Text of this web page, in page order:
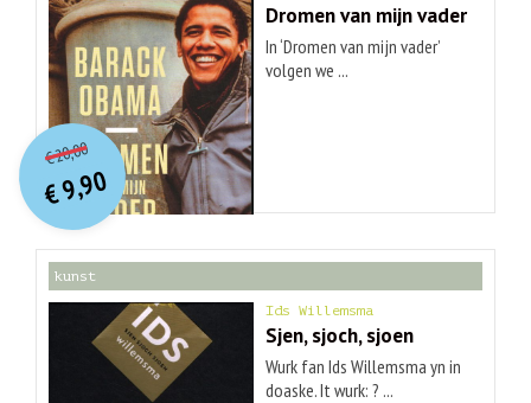
Dromen van mijn vader
In ‘Dromen van mijn vader’
volgen we ...
€20,00O
orspr
onkelijke
prijs
was:
€ 20,00.
€9,90
Huidige
prijs
is:
€ 9,90.
kunst
Ids Willemsma
Sjen, sjoch, sjoen
Wurk fan Ids Willemsma yn in
doaske. It wurk: ? ...